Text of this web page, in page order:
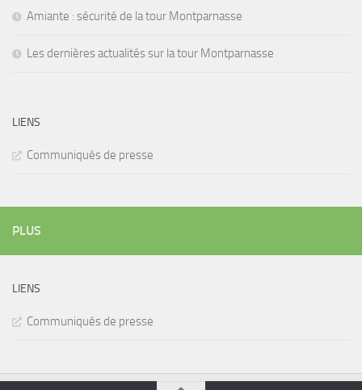
Amiante : sécurité de la tour Montparnasse
Les dernières actualités sur la tour Montparnasse
LIENS
Communiqués de presse
PLUS
LIENS
Communiqués de presse